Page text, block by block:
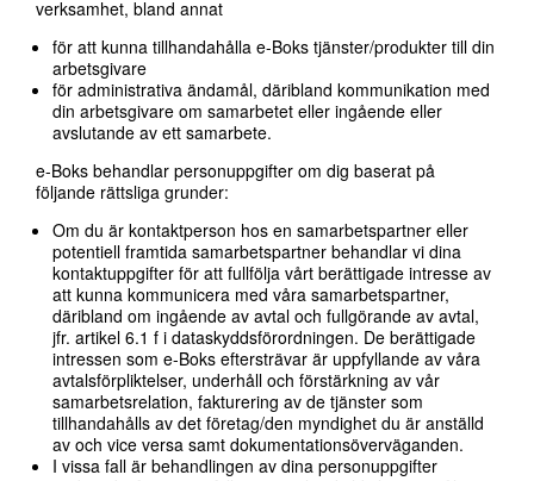
verksamhet, bland annat
för att kunna tillhandahålla e-Boks tjänster/produkter till din
arbetsgivare
för administrativa ändamål, däribland kommunikation med
din arbetsgivare om samarbetet eller ingående eller
avslutande av ett samarbete.
e-Boks behandlar personuppgifter om dig baserat på
följande rättsliga grunder:
Om du är kontaktperson hos en samarbetspartner eller
potentiell framtida samarbetspartner behandlar vi dina
kontaktuppgifter för att fullfölja vårt berättigade intresse av
att kunna kommunicera med våra samarbetspartner,
däribland om ingående av avtal och fullgörande av avtal,
jfr. artikel 6.1 f i dataskyddsförordningen. De berättigade
intressen som e-Boks eftersträvar är uppfyllande av våra
avtalsförpliktelser, underhåll och förstärkning av vår
samarbetsrelation, fakturering av de tjänster som
tillhandahålls av det företag/den myndighet du är anställd
av och vice versa samt dokumentationsöverväganden.
I vissa fall är behandlingen av dina personuppgifter